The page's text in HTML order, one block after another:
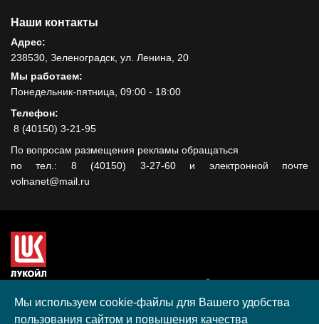
Наши контакты
Адрес:
238530, Зеленоградск, ул. Ленина, 20
Мы работаем:
Понедельник-пятница, 09:00 - 18:00
Телефон:
8 (40150) 3-21-95
По вопросам размещения рекламы обращаться
по тел.: 8 (40150) 3-27-60 и электронной почте
volnanet@mail.ru
гранта, полученного в рамках XIII Конкурса социальных и
культурных проектов ПАО "ЛУКОЙЛ" на территории
Мы используем cookie-файлы для Вашего удобства
пользования сайтом и повышения качества